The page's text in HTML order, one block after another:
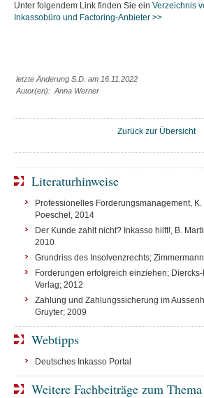
Unter folgendem Link finden Sie ein Verzeichnis
Inkassobüro und Factoring-Anbieter >>
letzte Änderung S.D. am 16.11.2022
Autor(en): Anna Werner
Zurück zur Übersicht
Literaturhinweise
Professionelles Forderungsmanagement,
Poeschel, 2014
Der Kunde zahlt nicht? Inkasso hilft!, B.
2010
Grundriss des Insolvenzrechts;
Forderungen erfolgreich einziehen;
Verlag; 2012
Zahlung und Zahlungssicherung im
Gruyter; 2009
Webtipps
Deutsches Inkasso Portal
Weitere Fachbeiträge zum Thema